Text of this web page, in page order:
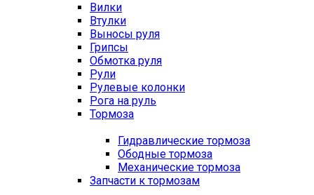
Вилки
Втулки
Выносы руля
Грипсы
Обмотка руля
Рули
Рулевые колонки
Рога на руль
Тормоза
Гидравлические тормоза
Ободные тормоза
Механические тормоза
Запчасти к тормозам